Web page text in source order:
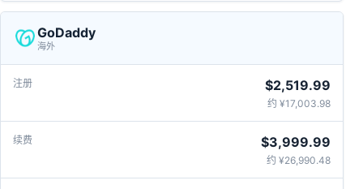
GoDaddy
海外
$2,519.99
约 ¥17,003.98
$3,999.99
约 ¥26,990.48